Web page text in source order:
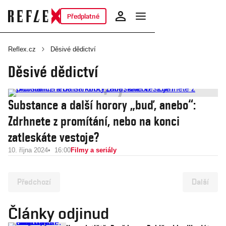
Předplatné
Reflex.cz Děsivé dědictví
Děsivé dědictví
Substance a další horory „buď, anebo“:
Zdrhnete z promítání, nebo na konci
zatleskáte vestoje?
10. října 2024 16:00Filmy a seriály
Předchozí Další
Články odjinud